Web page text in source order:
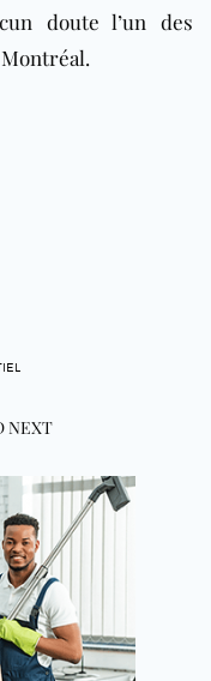
doute l’un des
NEXT